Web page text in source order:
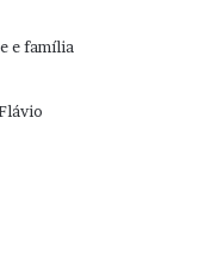
e família